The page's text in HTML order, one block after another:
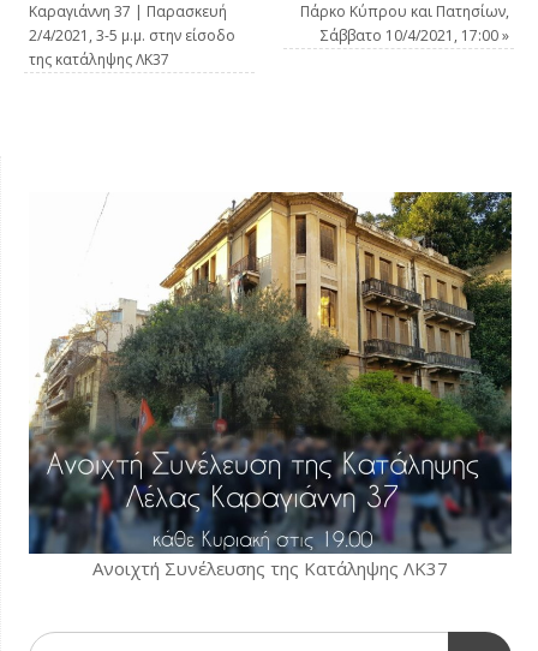
Καραγιάννη 37 | Παρασκευή
2/4/2021, 3-5 μ.μ. στην είσοδο
της κατάληψης ΛΚ37
Πάρκο Κύπρου και Πατησίων,
Σάββατο 10/4/2021, 17:00»
Ανοιχτή Συνέλευσης της Κατάληψης ΛΚ37